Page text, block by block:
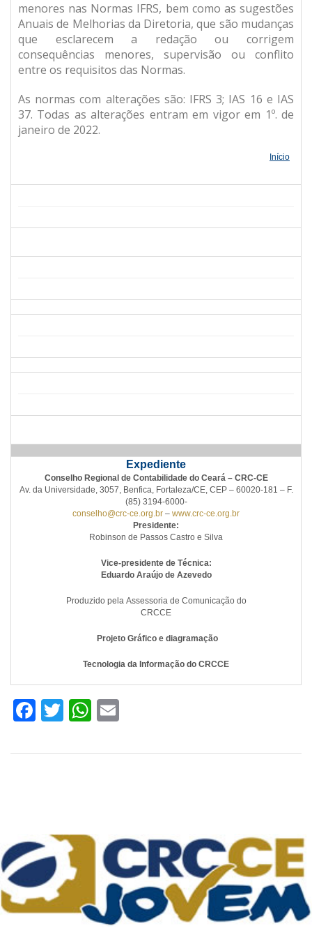
menores nas Normas IFRS, bem como as sugestões
Anuais de Melhorias da Diretoria, que são mudanças
que esclarecem a redação ou corrigem
consequências menores, supervisão ou conflito
entre os requisitos das Normas.
As normas com alterações são: IFRS 3; IAS 16 e IAS
37. Todas as alterações entram em vigor em 1º. de
janeiro de 2022.
Início
Expediente
Conselho Regional de Contabilidade do Ceará – CRC-CE
Av. da Universidade, 3057, Benfica, Fortaleza/CE, CEP – 60020-181 – F.
(85) 3194-6000-
conselho@crc-ce.org.br – www.crc-ce.org.br
Presidente:
Robinson de Passos Castro e Silva
Vice-presidente de Técnica:
Eduardo Araújo de Azevedo
Produzido pela Assessoria de Comunicação do
CRCCE
Projeto Gráfico e diagramação
Tecnologia da Informação do CRCCE
Facebook
TwitterWhatsApp